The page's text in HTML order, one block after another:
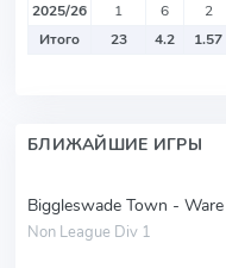
2025/26
1 6 2
Итого
23 4.2 1.57
БЛИЖАЙШИЕ ИГРЫ
Biggleswade Town - Ware
Non League Div 1